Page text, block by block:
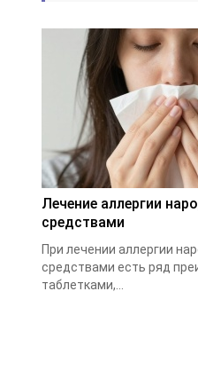
Лечение аллергии
средствами
При лечении аллергии
средствами есть ряд
таблетками,...